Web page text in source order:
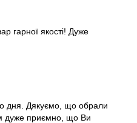
гарної якості! Дуже
дня. Дякуємо, що обрали
дуже приємно, що Ви